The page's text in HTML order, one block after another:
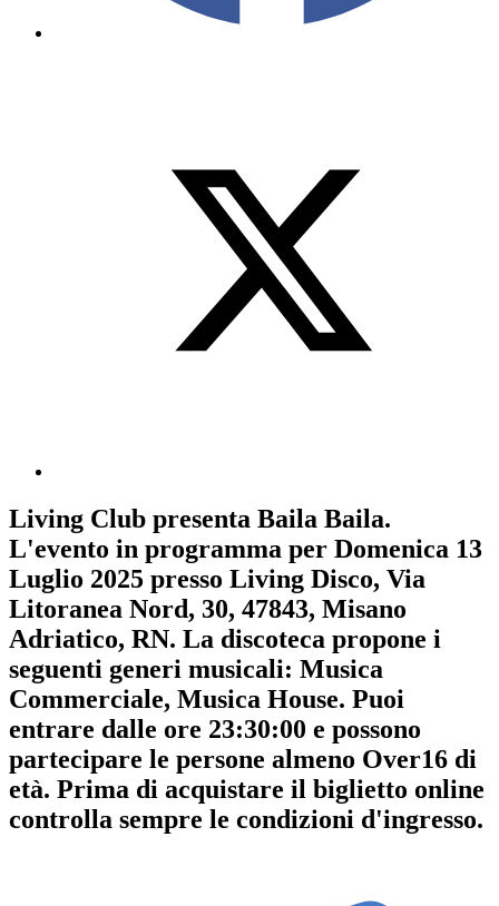
Living Club presenta Baila Baila.
L'evento in programma per Domenica 13
Luglio 2025 presso Living Disco, Via
Litoranea Nord, 30, 47843, Misano
Adriatico, RN. La discoteca propone i
seguenti generi musicali: Musica
Commerciale, Musica House. Puoi
entrare dalle ore 23:30:00 e possono
partecipare le persone almeno Over16 di
età. Prima di acquistare il biglietto online
controlla sempre le condizioni d'ingresso.